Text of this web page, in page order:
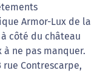
Armor-Lux de la
côté du château
ne pas manquer.
Contrescarpe,